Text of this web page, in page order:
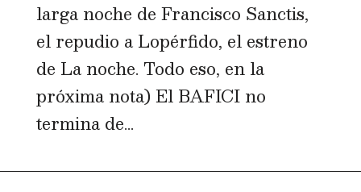
larga noche de Francisco Sanctis,
el repudio a Lopérfido, el estreno
de La noche. Todo eso, en la
próxima nota) El BAFICI no
termina de...